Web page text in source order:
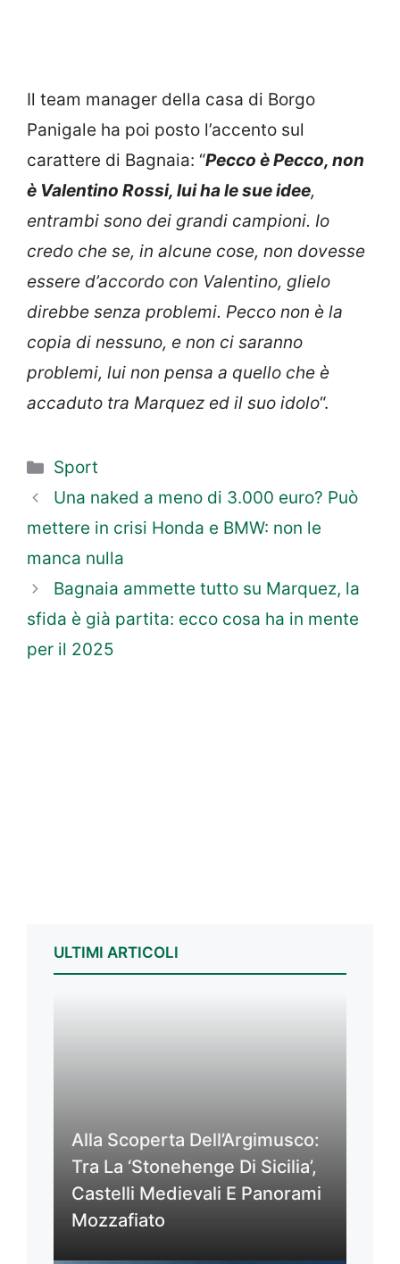
Il team manager della casa di Borgo
Panigale ha poi posto l’accento sul
carattere di Bagnaia: “Pecco è Pecco, non
è Valentino Rossi, lui ha le sue idee,
entrambi sono dei grandi campioni. Io
credo che se, in alcune cose, non dovesse
essere d’accordo con Valentino, glielo
direbbe senza problemi. Pecco non è la
copia di nessuno, e non ci saranno
problemi, lui non pensa a quello che è
accaduto tra Marquez ed il suo idolo“.
Categorie
Sport
Una naked a meno di 3.000 euro? Può
mettere in crisi Honda e BMW: non le
manca nulla
Bagnaia ammette tutto su Marquez, la
sfida è già partita: ecco cosa ha in mente
per il 2025
ULTIMI ARTICOLI
Alla Scoperta Dell’Argimusco:
Tra La ‘Stonehenge Di Sicilia’,
Castelli Medievali E Panorami
Mozzafiato